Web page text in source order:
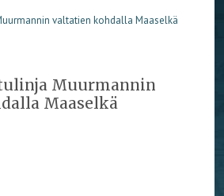
Muurmannin
Maaselkä